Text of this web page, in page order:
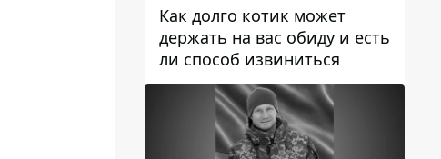
Как долго котик может
держать на вас обиду и есть
ли способ извиниться